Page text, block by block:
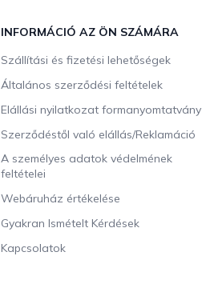
INFORMÁCIÓ AZ ÖN SZÁMÁRA
Szállítási és fizetési lehetőségek
Általános szerződési feltételek
Elállási nyilatkozat formanyomtatvány
Szerződéstől való elállás/Reklamáció
A személyes adatok védelmének
feltételei
Webáruház értékelése
Gyakran Ismételt Kérdések
Kapcsolatok